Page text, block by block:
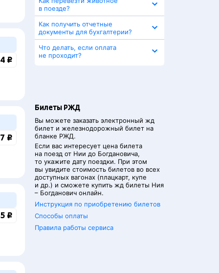
₽
₽
₽
в поезде?
Как получить отчетные
документы для бухгалтерии?
Что делать, если оплата
не проходит?
Билеты РЖД
Вы можете заказать электронный жд
билет и железнодорожный билет на
бланке РЖД.
Если вас интересует цена билета
на поезд от Нии до Богдановича,
то укажите дату поездки. При этом
вы увидите стоимость билетов во всех
доступных вагонах (плацкарт, купе
и др.) и сможете купить жд билеты Ния
– Богданович онлайн.
Инструкция по приобретению билетов
Способы оплаты
Правила работы сервиса